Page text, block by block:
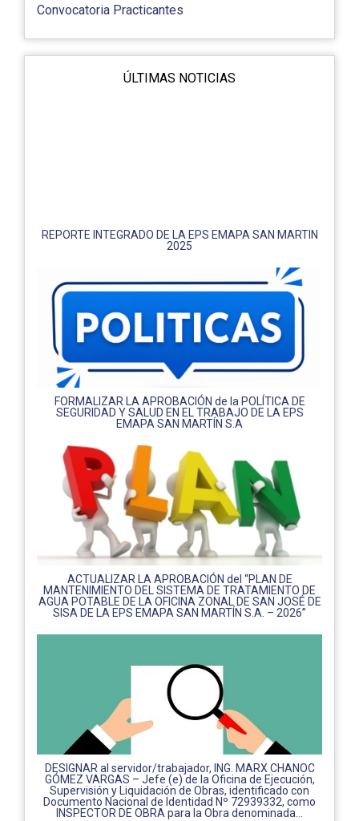
Convocatoria Practicantes
ÚLTIMAS NOTICIAS
REPORTE INTEGRADO DE LA EPS EMAPA SAN MARTIN
2025
FORMALIZAR LA APROBACIÓN de la POLÍTICA DE
SEGURIDAD Y SALUD EN EL TRABAJO DE LA EPS
EMAPA SAN MARTÍN S.A
ACTUALIZAR LA APROBACIÓN del “PLAN DE
MANTENIMIENTO DEL SISTEMA DE TRATAMIENTO DE
AGUA POTABLE DE LA OFICINA ZONAL DE SAN JOSÉ DE
SISA DE LA EPS EMAPA SAN MARTÍN S.A. – 2026”
DESIGNAR al servidor/trabajador, ING. MARX CHANOC
GÓMEZ VARGAS – Jefe (e) de la Oficina de Ejecución,
Supervisión y Liquidación de Obras, identificado con
Documento Nacional de Identidad Nº 72939332, como
INSPECTOR DE OBRA para la Obra denominada...